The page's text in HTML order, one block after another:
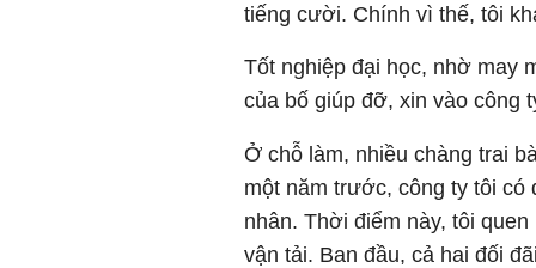
tiếng cười. Chính vì thế, tôi
Tốt nghiệp đại học, nhờ may
của bố giúp đỡ, xin vào công
Ở chỗ làm, nhiều chàng trai
một năm trước, công ty tôi
nhân. Thời điểm này, tôi
vận tải. Ban đầu, cả hai đối